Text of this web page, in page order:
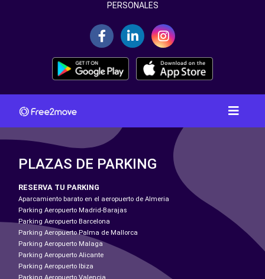
PERSONALES
PLAZAS DE PARKING
RESERVA TU PARKING
Aparcamiento barato en el aeropuerto de Almeria
Parking Aeropuerto Madrid-Barajas
Parking Aeropuerto Barcelona
Parking Aeropuerto Palma de Mallorca
Parking Aeropuerto Malaga
Parking Aeropuerto Alicante
Parking Aeropuerto Ibiza
Parking Aeropuerto Valencia